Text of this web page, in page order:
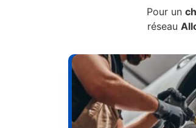
Pour un
réseau